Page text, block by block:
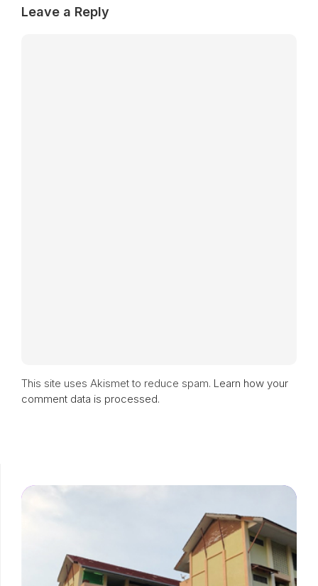
Leave a Reply
This site uses Akismet to reduce spam. Learn how your
comment data is processed.